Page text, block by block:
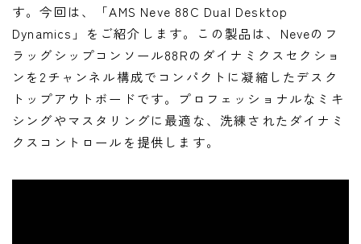
レコーディング・DTM/DAW
アクセサリ
ニュース
ニュース
新製品
す。今回は、「AMS Neve 88C Dual Desktop
Dynamics」をご紹介します。この製品は、Neveのフ
ラッグシップコンソール88Rのダイナミクスセクショ
ンを2チャンネル構成でコンパクトに凝縮したデスク
トップアウトボードです。プロフェッショナルなミキ
シングやマスタリングに最適な、洗練されたダイナミ
クスコントロールを提供します。